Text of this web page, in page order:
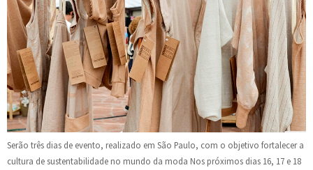
Serão três dias de evento, realizado em São Paulo, com o objetivo fortalecer a
cultura de sustentabilidade no mundo da moda Nos próximos dias 16, 17 e 18